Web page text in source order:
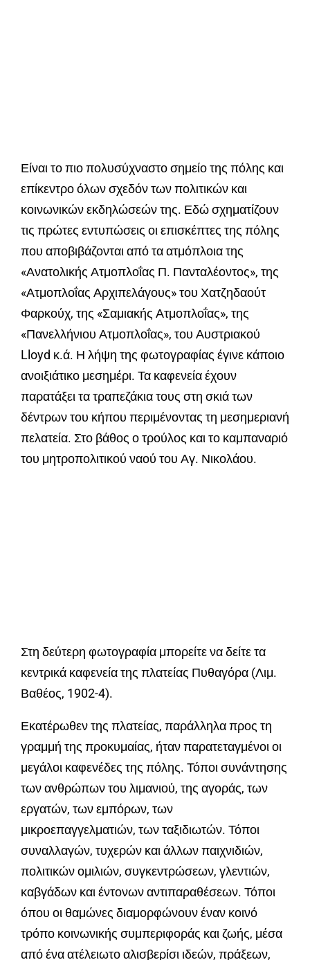
Είναι το πιο πολυσύχναστο σημείο της πόλης και
επίκεντρο όλων σχεδόν των πολιτικών και
κοινωνικών εκδηλώσεών της. Εδώ σχηματίζουν
τις πρώτες εντυπώσεις οι επισκέπτες της πόλης
που αποβιβάζονται από τα ατμόπλοια της
«Ανατολικής Ατμοπλοΐας Π. Πανταλέοντος», της
«Ατμοπλοΐας Αρχιπελάγους» του Χατζηδαούτ
Φαρκούχ, της «Σαμιακής Ατμοπλοΐας», της
«Πανελλήνιου Ατμοπλοΐας», του Αυστριακού
Lloyd κ.ά. Η λήψη της φωτογραφίας έγινε κάποιο
ανοιξιάτικο μεσημέρι. Τα καφενεία έχουν
παρατάξει τα τραπεζάκια τους στη σκιά των
δέντρων του κήπου περιμένοντας τη μεσημεριανή
πελατεία. Στο βάθος ο τρούλος και το καμπαναριό
του μητροπολιτικού ναού του Αγ. Νικολάου.
Στη δεύτερη φωτογραφία μπορείτε να δείτε τα
κεντρικά καφενεία της πλατείας Πυθαγόρα (Λιμ.
Βαθέος, 1902-4).
Εκατέρωθεν της πλατείας, παράλληλα προς τη
γραμμή της προκυμαίας, ήταν παρατεταγμένοι οι
μεγάλοι καφενέδες της πόλης. Τόποι συνάντησης
των ανθρώπων του λιμανιού, της αγοράς, των
εργατών, των εμπόρων, των
μικροεπαγγελματιών, των ταξιδιωτών. Τόποι
συναλλαγών, τυχερών και άλλων παιχνιδιών,
πολιτικών ομιλιών, συγκεντρώσεων, γλεντιών,
καβγάδων και έντονων αντιπαραθέσεων. Τόποι
όπου οι θαμώνες διαμορφώνουν έναν κοινό
τρόπο κοινωνικής συμπεριφοράς και ζωής, μέσα
από ένα ατέλειωτο αλισβερίσι ιδεών, πράξεων,